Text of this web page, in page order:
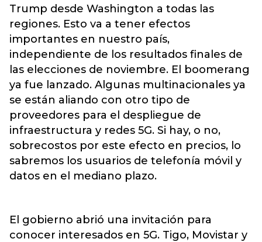
Trump desde Washington a todas las
regiones. Esto va a tener efectos
importantes en nuestro país,
independiente de los resultados finales de
las elecciones de noviembre. El boomerang
ya fue lanzado. Algunas multinacionales ya
se están aliando con otro tipo de
proveedores para el despliegue de
infraestructura y redes 5G. Si hay, o no,
sobrecostos por este efecto en precios, lo
sabremos los usuarios de telefonía móvil y
datos en el mediano plazo.
El gobierno abrió una invitación para
conocer interesados en 5G. Tigo, Movistar y